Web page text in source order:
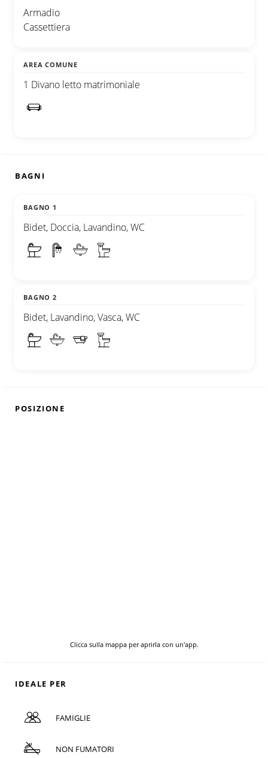
Armadio
Cassettiera
AREA COMUNE
1 Divano letto matrimoniale
BAGNI
BAGNO 1
Bidet, Doccia, Lavandino, WC
BAGNO 2
Bidet, Lavandino, Vasca, WC
POSIZIONE
Clicca sulla mappa per aprirla con un'app.
IDEALE PER
FAMIGLIE
NON FUMATORI